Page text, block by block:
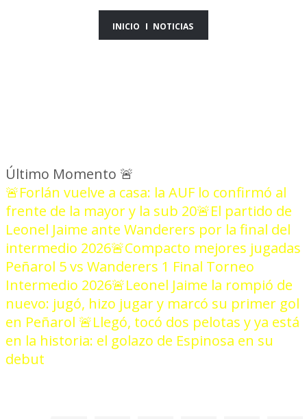
INICIO NOTICIAS
Último Momento 🚨
🚨Forlán vuelve a casa: la AUF lo confirmó al
frente de la mayor y la sub 20🚨El partido de
Leonel Jaime ante Wanderers por la final del
intermedio 2026🚨Compacto mejores jugadas
Peñarol 5 vs Wanderers 1 Final Torneo
Intermedio 2026🚨Leonel Jaime la rompió de
nuevo: jugó, hizo jugar y marcó su primer gol
en Peñarol 🚨Llegó, tocó dos pelotas y ya está
en la historia: el golazo de Espinosa en su
debut